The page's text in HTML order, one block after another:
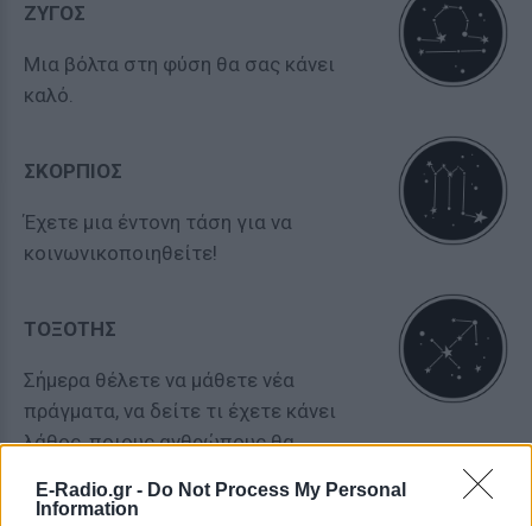
E-Radio.gr - Do Not Process My Personal
Information
ΖΥΓΟΣ
Μια βόλτα στη φύση θα σας κάνει
καλό.
ΣΚΟΡΠΙΟΣ
Έχετε μια έντονη τάση για να
κοινωνικοποιηθείτε!
ΤΟΞΟΤΗΣ
Σήμερα θέλετε να μάθετε νέα
πράγματα, να δείτε τι έχετε κάνει
λάθος, ποιους ανθρώπους θα
απομακρυνθείτε.